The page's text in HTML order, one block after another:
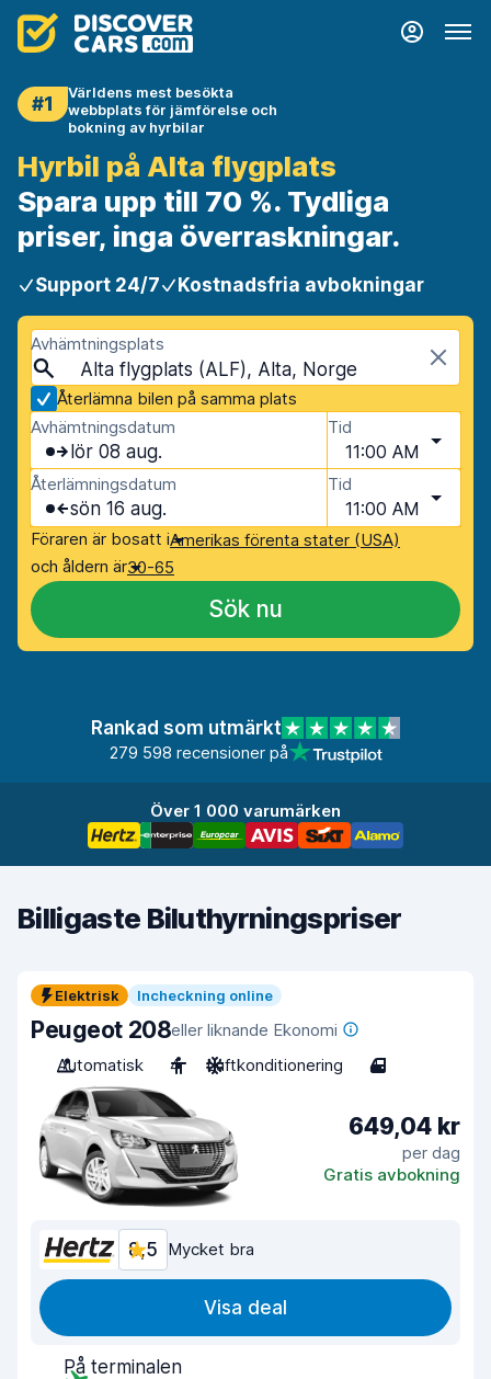
#1
Världens mest besökta
webbplats för jämförelse och
bokning av hyrbilar
Hyrbil på Alta flygplats
Spara upp till 70 %. Tydliga
priser, inga överraskningar.
Support 24/7 Kostnadsfria avbokningar
Avhämtningsplats
Alta flygplats (ALF), Alta, Norge
Återlämna bilen på samma plats
Avhämtningsdatum
lör 08 aug.
Tid
11:00 AM
Återlämningsdatum
sön 16 aug.
Tid
11:00 AM
Föraren är bosatt iAmerikas förenta stater (USA)
och åldern är30-65
Sök nu
Rankad som utmärkt
279 598 recensioner på
Över 1 000 varumärken
Billigaste Biluthyrningspriser
Elektrisk Incheckning online
Peugeot 208eller liknande Ekonomi
Automatisk
4 Luftkonditionering 4
649,04 kr
per dag
Gratis avbokning
8,5 Mycket bra
Visa deal
På terminalen